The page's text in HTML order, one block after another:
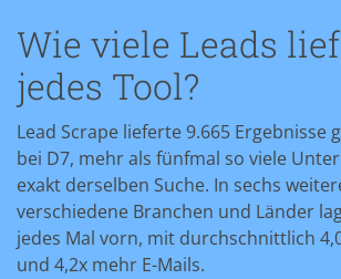
Wie viele Leads
jedes Tool?
Lead Scrape lieferte 9.665 Ergebnisse
bei D7, mehr als fünfmal so viele
exakt derselben Suche. In sechs
verschiedene Branchen und Länder
jedes Mal vorn, mit durchschnittlich
und 4,2x mehr E-Mails.